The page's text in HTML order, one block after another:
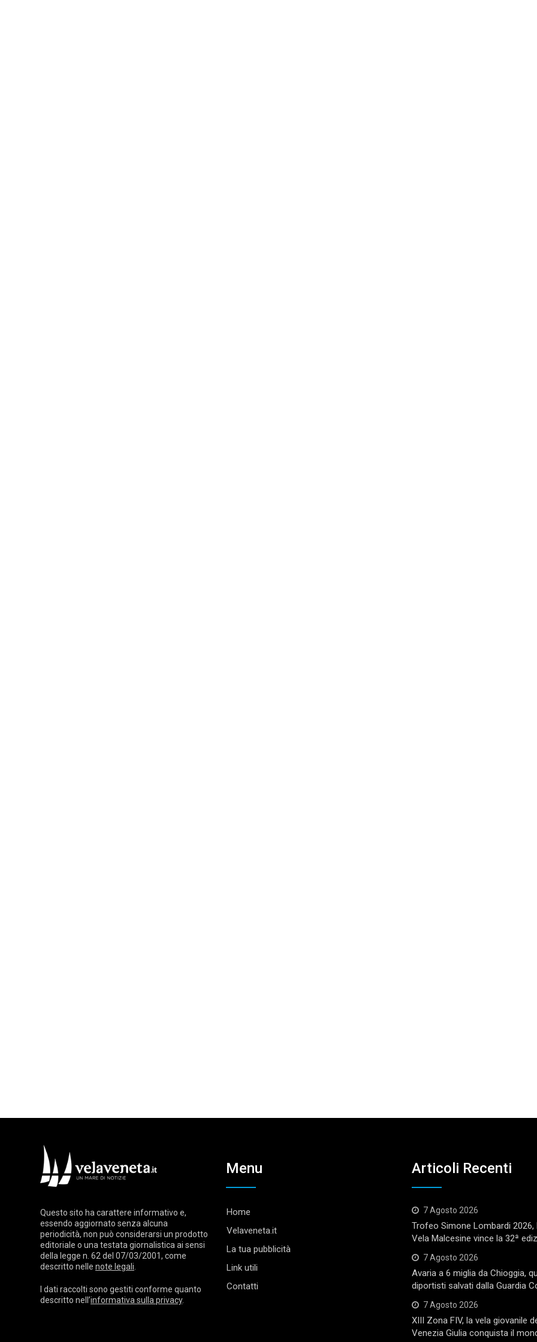
Questo sito ha carattere informativo e,
essendo aggiornato senza alcuna
periodicità, non può considerarsi un prodotto
editoriale o una testata giornalistica ai sensi
della legge n. 62 del 07/03/2001, come
descritto nelle note legali
I dati raccolti sono gestiti conforme quanto
descritto nell’informativa sulla privacy.
Menu
Home
Velaveneta.it
La tua pubblicità
Link utili
Contatti
Articoli Recenti
7 Agosto 2026
Trofeo Simone Lombardi 2026,
Vela Malcesine vince la 32ª
7 Agosto 2026
Avaria a 6 miglia da Chioggia,
diportisti salvati dalla Guardia
7 Agosto 2026
XIII Zona FIV, la vela giovanile
Venezia Giulia conquista il